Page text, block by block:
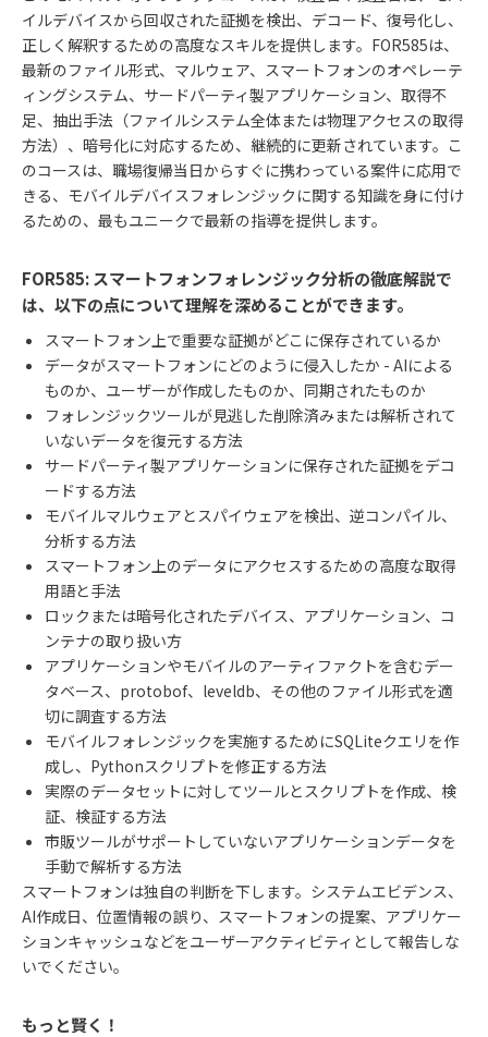
イルデバイスから回収された証拠を検出、デコード、復号化し、
正しく解釈するための高度なスキルを提供します。 FOR585は、
最新のファイル形式、マルウェア、スマートフォンのオペレーテ
ィングシステム、サードパーティ製アプリケーション、取得不
足、抽出手法（ファイルシステム全体または物理アクセスの取得
方法）、暗号化に対応するため、継続的に更新されています。こ
のコースは、職場復帰当日からすぐに携わっている案件に応用で
きる、モバイルデバイスフォレンジックに関する知識を身に付け
るための、最もユニークで最新の指導を提供します。
FOR585: スマートフォンフォレンジック分析の徹底解説で
は、以下の点について理解を深めることができます。
スマートフォン上で重要な証拠がどこに保存されているか
データがスマートフォンにどのように侵入したか - AIによる
ものか、ユーザーが作成したものか、同期されたものか
フォレンジックツールが見逃した削除済みまたは解析されて
いないデータを復元する方法
サードパーティ製アプリケーションに保存された証拠をデコ
ードする方法
モバイルマルウェアとスパイウェアを検出、逆コンパイル、
分析する方法
スマートフォン上のデータにアクセスするための高度な取得
用語と手法
ロックまたは暗号化されたデバイス、アプリケーション、コ
ンテナの取り扱い方
アプリケーションやモバイルのアーティファクトを含むデー
タベース、 protobof、 leveldb、その他のファイル形式を適
切に調査する方法
モバイルフォレンジックを実施するためにSQLiteクエリを作
成し、 Pythonスクリプトを修正する方法
実際のデータセットに対してツールとスクリプトを作成、検
証、検証する方法
市販ツールがサポートしていないアプリケーションデータを
手動で解析する方法
スマートフォンは独自の判断を下します。システムエビデンス、
AI作成日、位置情報の誤り、スマートフォンの提案、アプリケー
ションキャッシュなどをユーザーアクティビティとして報告しな
いでください。
もっと賢く！